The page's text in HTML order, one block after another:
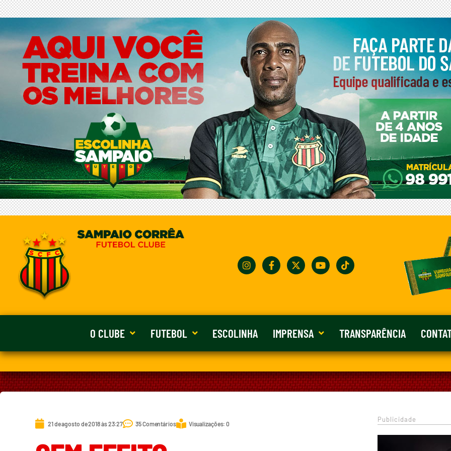
O CLUBE FUTEBOL ESCOLINHA IMPRENSA TRANSPARÊNCIA
21 de agosto de 2018 às 23:27 35 Comentários Visualizações: 0
Publicidade